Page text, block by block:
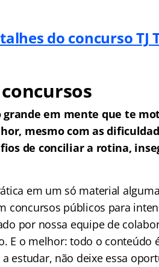
do concurso TJ
grande em mente que te
mesmo com as
de conciliar a rotina,
em um só material
concursos públicos para
por nossa equipe de
E o melhor: todo o conteúdo
estudar, não deixe essa